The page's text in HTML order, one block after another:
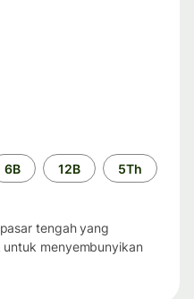
6B 12B 5Th
tengah yang
menyembunyikan